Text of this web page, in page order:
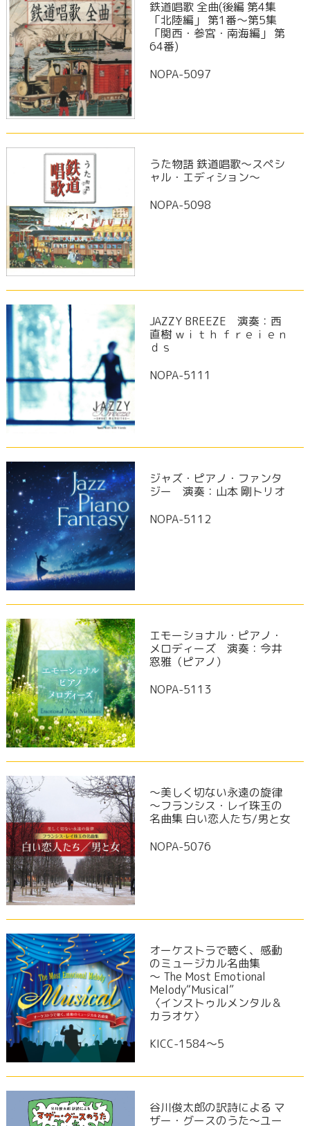
鉄道唱歌 全曲(後編 第4集
「北陸編」 第1番～第5集
「関西・参宮・南海編」 第
64番)
NOPA-5097
うた物語 鉄道唱歌～スペシ
ャル・エディション～
NOPA-5098
JAZZY BREEZE 演奏：西
直樹 ｗｉｔｈ ｆｒｅｉｅｎ
ｄｓ
NOPA-5111
ジャズ・ピアノ・ファンタ
ジー 演奏：山本 剛トリオ
NOPA-5112
エモーショナル・ピアノ・
メロディーズ 演奏：今井
窓雅（ピアノ）
NOPA-5113
～美しく切ない永遠の旋律
～フランシス・レイ珠玉の
名曲集 白い恋人たち/男と女
NOPA-5076
オーケストラで聴く、感動
のミュージカル名曲集
～ The Most Emotional
Melody“Musical”
〈インストゥルメンタル＆
カラオケ〉
KICC-1584〜5
谷川俊太郎の訳詩による マ
ザー・グースのうた～ユー